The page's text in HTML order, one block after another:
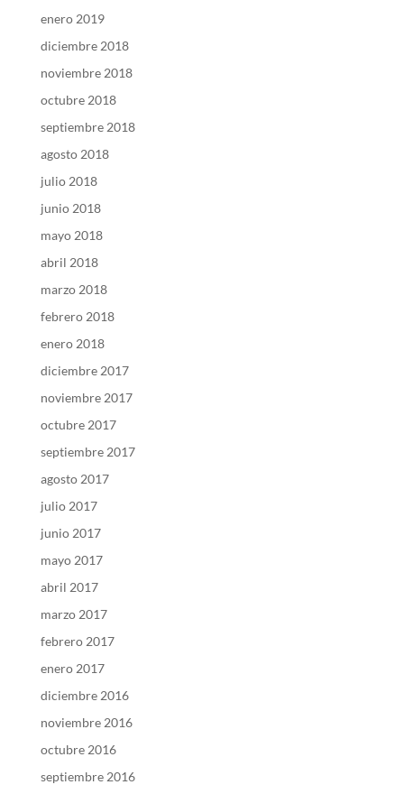
enero 2019
diciembre 2018
noviembre 2018
octubre 2018
septiembre 2018
agosto 2018
julio 2018
junio 2018
mayo 2018
abril 2018
marzo 2018
febrero 2018
enero 2018
diciembre 2017
noviembre 2017
octubre 2017
septiembre 2017
agosto 2017
julio 2017
junio 2017
mayo 2017
abril 2017
marzo 2017
febrero 2017
enero 2017
diciembre 2016
noviembre 2016
octubre 2016
septiembre 2016